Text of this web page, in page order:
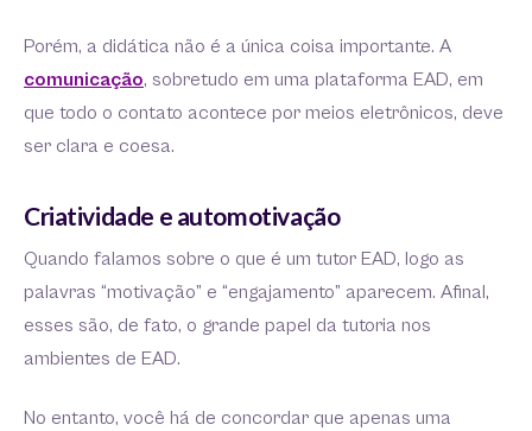
Porém, a didática não é a única coisa importante. A
comunicação, sobretudo em uma plataforma EAD, em
que todo o contato acontece por meios eletrônicos, deve
ser clara e coesa.
Criatividade e automotivação
Quando falamos sobre o que é um tutor EAD, logo as
palavras “motivação” e “engajamento” aparecem. Afinal,
esses são, de fato, o grande papel da tutoria nos
ambientes de EAD.
No entanto, você há de concordar que apenas uma